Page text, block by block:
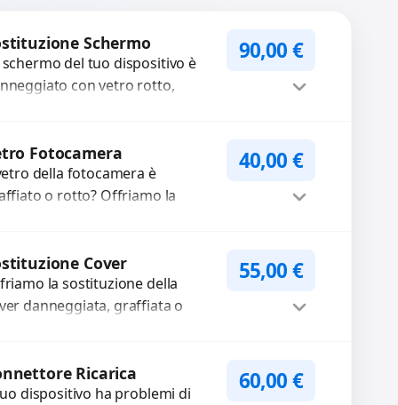
Schermo
schermo del tuo dispositivo è
con vetro rotto,
90,00€
Fotocamera
della fotocamera è
o rotto? Offriamo la
40,00€
Cover
la sostituzione della
danneggiata, graffiata o
e...
55,00€
Ricarica
dispositivo ha problemi di
60,00€